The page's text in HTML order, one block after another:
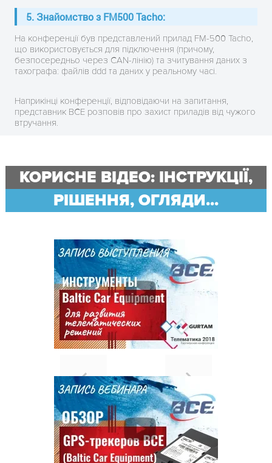
5. Знайомство з FM500 Tacho:
На конференції був представлений прилад FM-500 Tacho,
що використовується для підключення (причому,
безпосередньо через CAN-лінію) та зчитування даних з
тахографа: файлів ddd та даних у реальному часі.
Наприкінці конференції, відповідаючи на запитання,
представник ВСE розповів про захист приладів від чужого
втручання.
КОРИСНЕ ВІДЕО: ІНСТРУКЦІЇ,
РІШЕННЯ, ОГЛЯДИ...